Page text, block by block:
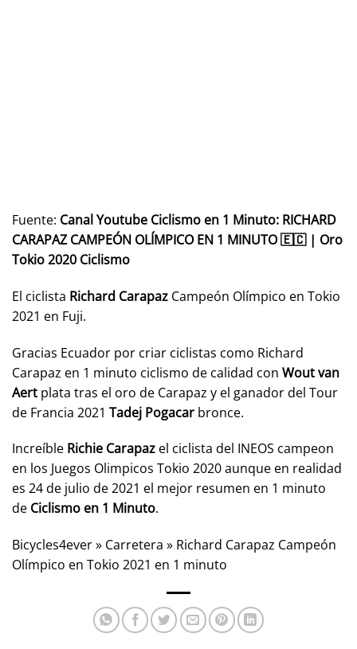
Fuente: Canal Youtube Ciclismo en 1 Minuto: RICHARD
CARAPAZ CAMPEÓN OLÍMPICO EN 1 MINUTO 🇪🇨 | Oro
Tokio 2020 Ciclismo
El ciclista Richard Carapaz Campeón Olímpico en Tokio
2021 en Fuji.
Gracias Ecuador por criar ciclistas como Richard
Carapaz en 1 minuto ciclismo de calidad con Wout van
Aert plata tras el oro de Carapaz y el ganador del Tour
de Francia 2021 Tadej Pogacar bronce.
Increíble Richie Carapaz el ciclista del INEOS campeon
en los Juegos Olimpicos Tokio 2020 aunque en realidad
es 24 de julio de 2021 el mejor resumen en 1 minuto
de Ciclismo en 1 Minuto.
Bicycles4ever» Carretera » Richard Carapaz Campeón
Olímpico en Tokio 2021 en 1 minuto